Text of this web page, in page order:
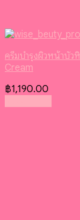
ครีมบำรุงผิวหน้าบัว
Cream
฿1,190.00